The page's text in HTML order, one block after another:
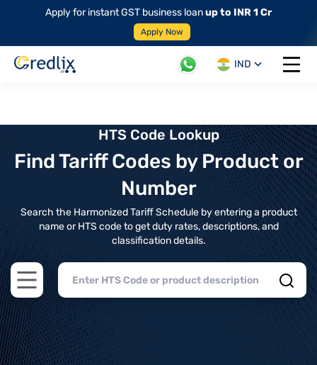
Apply for instant GST business loanup to INR 1 Cr
Apply Now
IND
Open
HTS Code Lookup
Find Tariff Codes by Product or
Number
Search the Harmonized Tariff Schedule by entering a product
name or HTS code to get duty rates, descriptions, and
classification details.
Open main menu